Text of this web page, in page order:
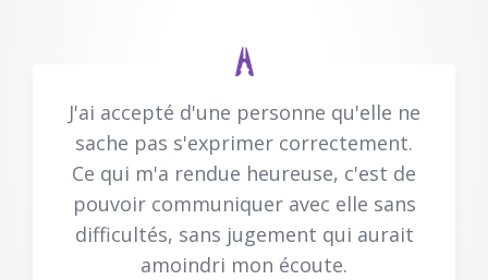
J'ai accepté d'une personne qu'elle ne
sache pas s'exprimer correctement.
Ce qui m'a rendue heureuse, c'est de
pouvoir communiquer avec elle sans
difficultés, sans jugement qui aurait
amoindri mon écoute.